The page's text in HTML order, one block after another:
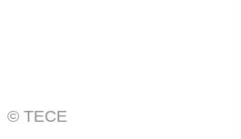
© TECE